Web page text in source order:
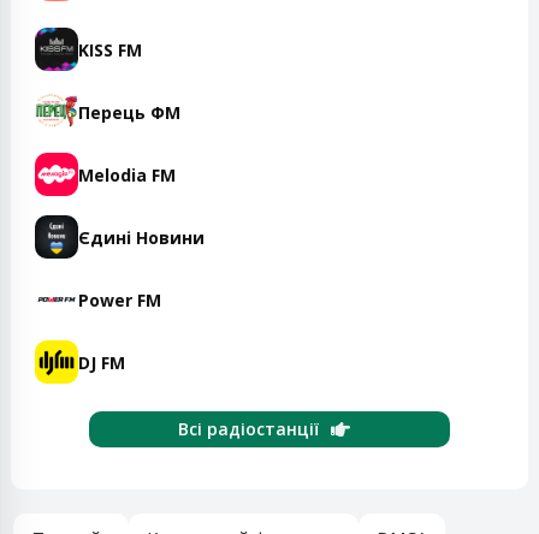
KISS FM
Перець ФМ
Melodia FM
Єдині Новини
Power FM
DJ FM
Всі радіостанції